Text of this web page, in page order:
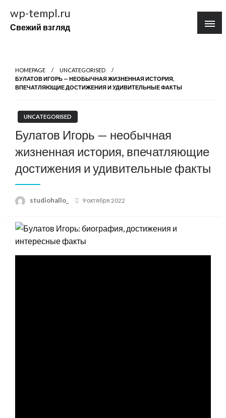
содержимому
wp-templ.ru
Свежий взгляд
HOMEPAGE
UNCATEGORISED
БУЛАТОВ ИГОРЬ — НЕОБЫЧНАЯ ЖИЗНЕННАЯ ИСТОРИЯ,
ВПЕЧАТЛЯЮЩИЕ ДОСТИЖЕНИЯ И УДИВИТЕЛЬНЫЕ ФАКТЫ
UNCATEGORISED
Булатов Игорь — необычная
жизненная история, впечатляющие
достижения и удивительные факты
studiohallo_
Posted
9 октября 2022